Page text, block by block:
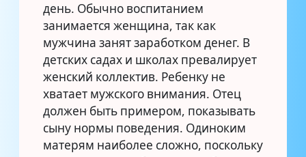
день. Обычно воспитанием
занимается женщина, так как
мужчина занят заработком денег. В
детских садах и школах превалирует
женский коллектив. Ребенку не
хватает мужского внимания. Отец
должен быть примером, показывать
сыну нормы поведения. Одиноким
матерям наиболее сложно, поскольку